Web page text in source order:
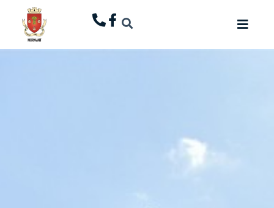
principal